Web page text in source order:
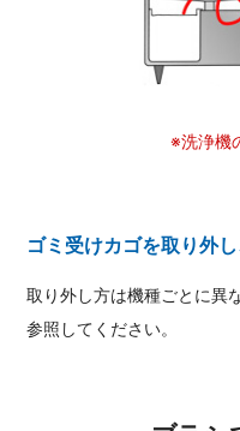
※洗浄機
ゴミ受けカゴを取り外
取り外し方は機種ごとに異
参照してください。